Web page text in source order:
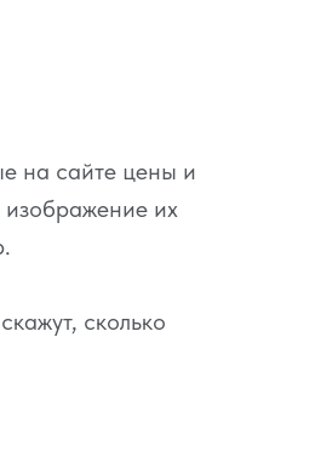
на сайте цены и
изображение их
сколько